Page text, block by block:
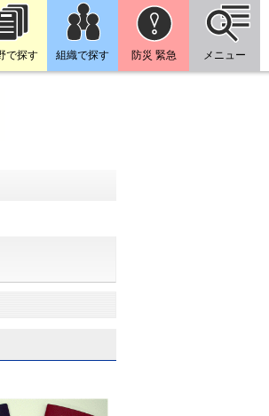
で探す 組織で探す 防災 緊急 メニュー